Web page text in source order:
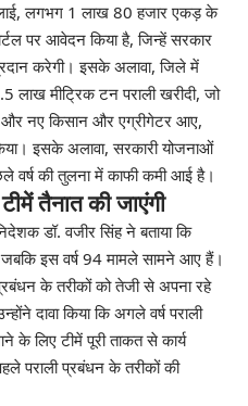
लगभग 1 लाख 80 हजार एकड़ के
पर आवेदन किया है, जिन्हें सरकार
करेगी। इसके अलावा, जिले में
लाख मीट्रिक टन पराली खरीदी, जो
और नए किसान और एग्रीगेटर आए,
इसके अलावा, सरकारी योजनाओं
वर्ष की तुलना में काफी कमी आई है।
तैनात की जाएंगी
डॉ. वजीर सिंह ने बताया कि
इस वर्ष 94 मामले सामने आए हैं।
के तरीकों को तेजी से अपना रहे
दावा किया कि अगले वर्ष पराली
के लिए टीमें पूरी ताकत से कार्य
पराली प्रबंधन के तरीकों की